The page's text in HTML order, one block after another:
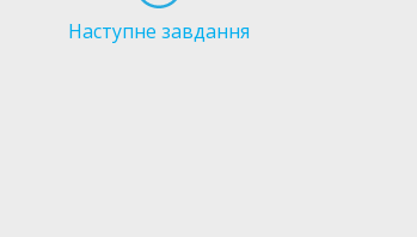
Наступне завдання